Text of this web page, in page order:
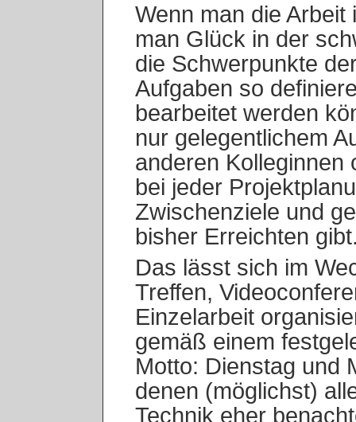
Wenn man die
man Glück in der
die Schwerpunkte
Aufgaben so
bearbeitet werden
nur gelegentlichem
anderen Kolleginnen
bei jeder
Zwischenziele und
bisher Erreichten
Das lässt sich im
Treffen,
Einzelarbeit
gemäß einem
Motto: Dienstag und
denen (möglichst)
Technik eher